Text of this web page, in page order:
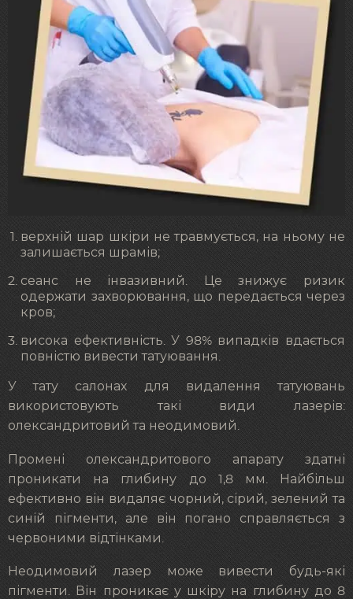
верхній шар шкіри не травмується, на ньому не
залишається шрамів;
сеанс не інвазивний. Це знижує ризик
одержати захворювання, що передається через
кров;
висока ефективність. У 98% випадків вдається
повністю вивести татуювання.
У тату салонах для видалення татуювань
використовують такі види лазерів:
олександритовий та неодимовий.
Промені олександритового апарату здатні
проникати на глибину до 1,8 мм. Найбільш
ефективно він видаляє чорний, сірий, зелений та
синій пігменти, але він погано справляється з
червоними відтінками.
Неодимовий лазер може вивести будь-які
пігменти. Він проникає у шкіру на глибину до 8